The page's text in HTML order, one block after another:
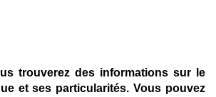
trouverez des informations sur le
et ses particularités. Vous pouvez